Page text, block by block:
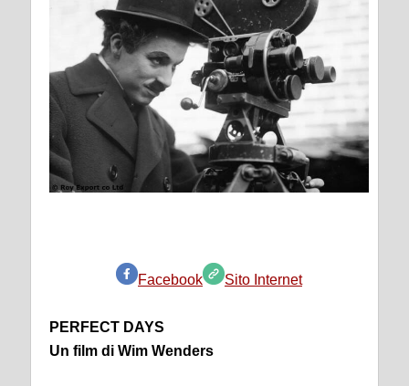
Facebook Sito Internet
PERFECT DAYS
Un film di Wim Wenders